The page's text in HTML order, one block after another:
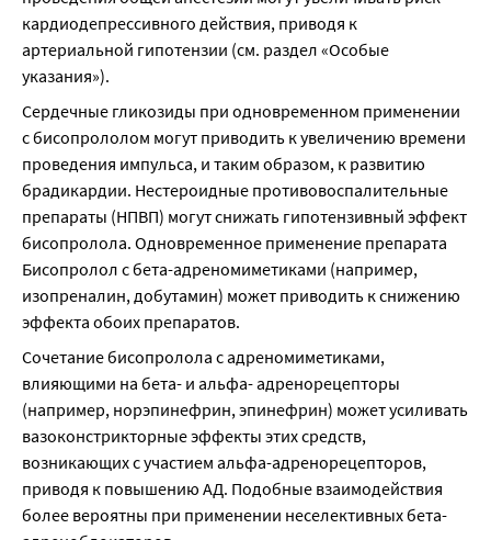
кардиодепрессивного действия, приводя к
артериальной гипотензии (см. раздел «Особые
указания»).
Сердечные гликозиды при одновременном применении
с бисопрололом могут приводить к увеличению времени
проведения импульса, и таким образом, к развитию
брадикардии. Нестероидные противовоспалительные
препараты (НПВП) могут снижать гипотензивный эффект
бисопролола. Одновременное применение препарата
Бисопролол с бета-адреномиметиками (например,
изопреналин, добутамин) может приводить к снижению
эффекта обоих препаратов.
Сочетание бисопролола с адреномиметиками,
влияющими на бета- и альфа- адренорецепторы
(например, норэпинефрин, эпинефрин) может усиливать
вазоконстрикторные эффекты этих средств,
возникающих с участием альфа-адренорецепторов,
приводя к повышению АД. Подобные взаимодействия
более вероятны при применении неселективных бета-